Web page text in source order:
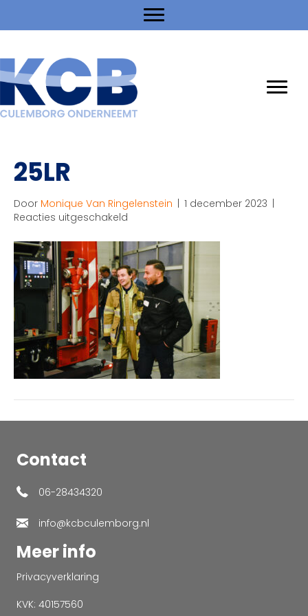
25LR
Door Monique Van Ringelenstein | 1 december 2023 |
Reacties uitgeschakeld
Contact
06-28434320
info@kcbculemborg.nl
Meer info
Privacyverklaring
KVK: 40157560